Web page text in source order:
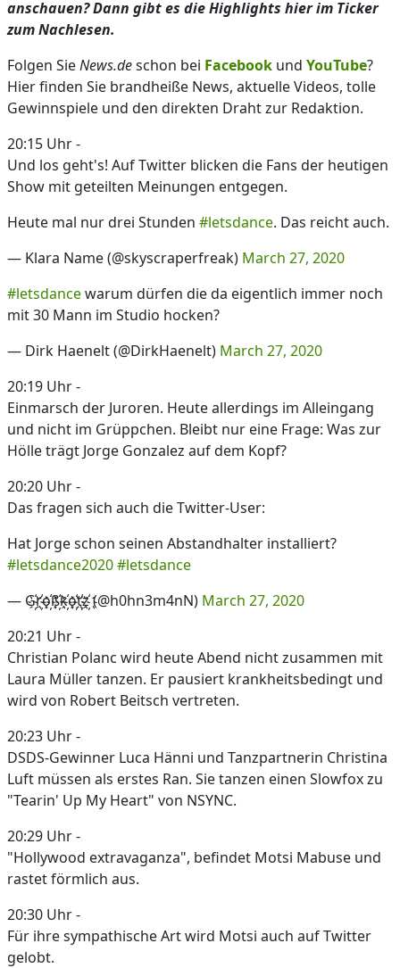
anschauen? Dann gibt es die Highlights hier im Ticker
zum Nachlesen.
Folgen SieNews.deschon bei Facebook und YouTube?
Hier finden Sie brandheiße News, aktuelle Videos, tolle
Gewinnspiele und den direkten Draht zur Redaktion.
20:15 Uhr -
Und los geht's! Auf Twitter blicken die Fans der heutigen
Show mit geteilten Meinungen entgegen.
Heute mal nur drei Stunden #letsdance. Das reicht auch.
— Klara Name (@skyscraperfreak) March 27, 2020
#letsdancewarum dürfen die da eigentlich immer noch
mit 30 Mann im Studio hocken?
— Dirk Haenelt (@DirkHaenelt) March 27, 2020
20:19 Uhr -
Einmarsch der Juroren. Heute allerdings im Alleingang
und nicht im Grüppchen. Bleibt nur eine Frage: Was zur
Hölle trägt Jorge Gonzalez auf dem Kopf?
20:20 Uhr -
Das fragen sich auch die Twitter-User:
Hat Jorge schon seinen Abstandhalter installiert?
#letsdance2020#letsdance
— G҉r҉o҉ß҉k҉o҉t҉z҉ (@h0hn3m4nN) March 27, 2020
20:21 Uhr -
Christian Polanc wird heute Abend nicht zusammen mit
Laura Müller tanzen. Er pausiert krankheitsbedingt und
wird von Robert Beitsch vertreten.
20:23 Uhr -
DSDS-Gewinner Luca Hänni und Tanzpartnerin Christina
Luft müssen als erstes Ran. Sie tanzen einen Slowfox zu
"Tearin' Up My Heart" von NSYNC.
20:29 Uhr -
"Hollywood extravaganza", befindet Motsi Mabuse und
rastet förmlich aus.
20:30 Uhr -
Für ihre sympathische Art wird Motsi auch auf Twitter
gelobt.